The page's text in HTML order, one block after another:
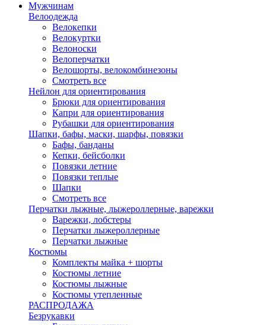
Мужчинам
Велоодежда
Велокепки
Велокуртки
Велоноски
Велоперчатки
Велошорты, велокомбинезоны
Смотреть все
Нейлон для ориентирования
Брюки для ориентирования
Капри для ориентирования
Рубашки для ориентирования
Шапки, бафы, маски, шарфы, повязки
Бафы, банданы
Кепки, бейсболки
Повязки летние
Повязки теплые
Шапки
Смотреть все
Перчатки лыжные, лыжероллерные, варежки
Варежки, лобстеры
Перчатки лыжероллерные
Перчатки лыжные
Костюмы
Комплекты майка + шорты
Костюмы летние
Костюмы лыжные
Костюмы утепленные
РАСПРОДАЖА
Безрукавки